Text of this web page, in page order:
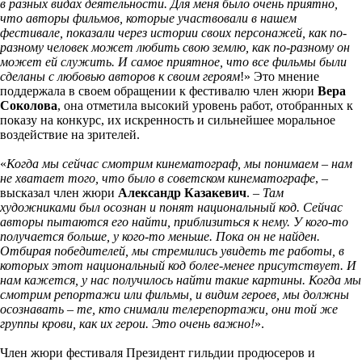
в разных видах деятельности. Для меня было очень приятно,
что авторы фильмов, которые участвовали в нашем
фестивале, показали через истории своих персонажей, как по-
разному человек может любить свою землю, как по-разному он
может ей служить. И самое приятное, что все фильмы были
сделаны с любовью авторов к своим героям!» Это мнение
поддержала в своем обращении к фестивалю член жюри Вера
Соколова, она отметила высокий уровень работ, отобранных к
показу на конкурс, их искренность и сильнейшее моральное
воздействие на зрителей.
«Когда мы сейчас смотрим кинематограф, мы понимаем – нам
не хватает того, что было в советском кинематографе, –
высказал член жюри Александр Казакевич. – Там
художниками был осознан и понят национальный код. Сейчас
авторы пытаются его найти, приблизиться к нему. У кого-то
получается больше, у кого-то меньше. Пока он не найден.
Отбирая победителей, мы стремились увидеть те работы, в
которых этот национальный код более-менее присутствует. И
нам кажется, у нас получилось найти такие картины. Когда мы
смотрим репортажи или фильмы, и видим героев, мы должны
осознавать – те, кто снимали телерепортажи, они той же
группы крови, как их герои. Это очень важно!».
Член жюри фестиваля Президент гильдии продюсеров и